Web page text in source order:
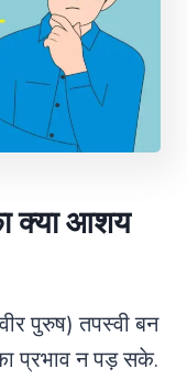
क्या आशय
पुरुष) तपस्वी बन
प्रभाव न पड़ सके.